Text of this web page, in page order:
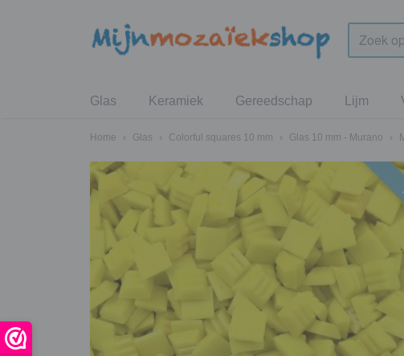
Glas Keramiek Gereedschap Lijm
Home › Glas › Colorful squares 10 mm › Glas 10 mm - Murano ›